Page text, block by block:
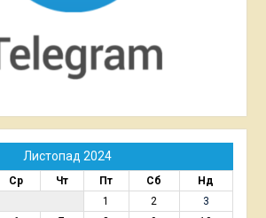
Листопад 2024
Ср Чт Пт Сб
Нд
1
2
3